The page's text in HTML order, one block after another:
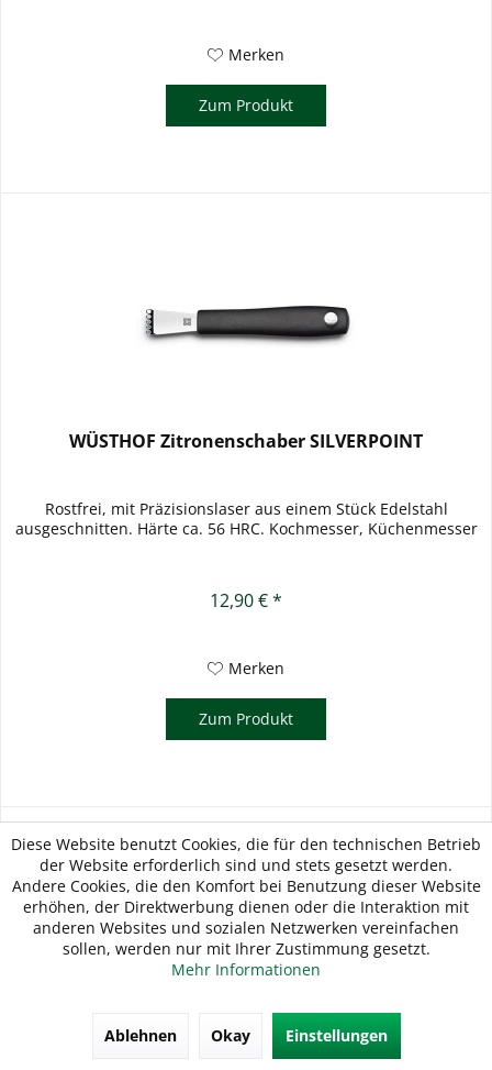
Merken
Zum Produkt
WÜSTHOF Zitronenschaber SILVERPOINT
Rostfrei, mit Präzisionslaser aus einem Stück Edelstahl
ausgeschnitten. Härte ca. 56 HRC. Kochmesser, Küchenmesser
12,90 € *
Merken
Zum Produkt
WÜSTHOF Kugelausstecher SILVERPOINT
Diese Website benutzt Cookies, die für den technischen Betrieb
der Website erforderlich sind und stets gesetzt werden.
Andere Cookies, die den Komfort bei Benutzung dieser Website
erhöhen, der Direktwerbung dienen oder die Interaktion mit
anderen Websites und sozialen Netzwerken vereinfachen
sollen, werden nur mit Ihrer Zustimmung gesetzt.
Mehr Informationen
Ablehnen Okay Einstellungen